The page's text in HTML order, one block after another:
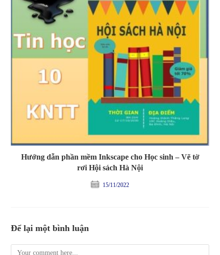
Hướng dẫn phần mềm Inkscape cho Học sinh – Vẽ tờ
rơi Hội sách Hà Nội
15/11/2022
Để lại một bình luận
Comment